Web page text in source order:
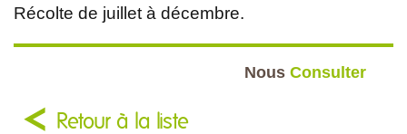
Récolte de juillet à décembre.
Nous Consulter
Retour à la liste